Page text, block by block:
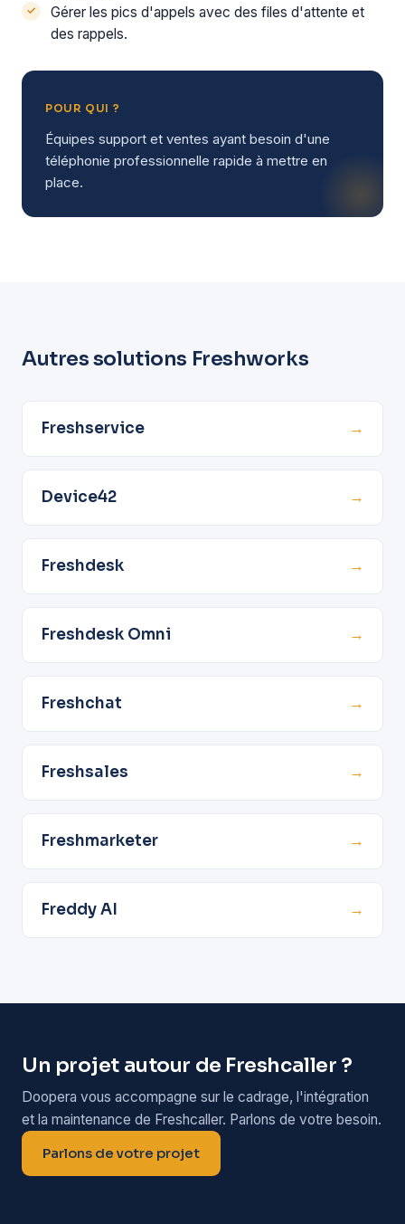
Gérer les pics d'appels avec des files d'attente et
des rappels.
POUR QUI ?
Équipes support et ventes ayant besoin d'une
téléphonie professionnelle rapide à mettre en
place.
Autres solutions Freshworks
Freshservice →
Device42 →
Freshdesk →
Freshdesk Omni →
Freshchat →
Freshsales →
Freshmarketer →
Freddy AI →
Un projet autour de Freshcaller ?
Doopera vous accompagne sur le cadrage, l'intégration
et la maintenance de Freshcaller. Parlons de votre besoin.
Parlons de votre projet